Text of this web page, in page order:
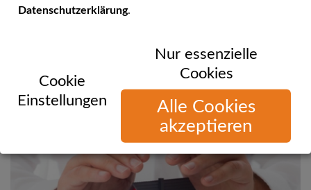
Datenschutzerklärung.
Cookie
Einstellungen
Nur essenzielle
Cookies
Alle Cookies
akzeptieren